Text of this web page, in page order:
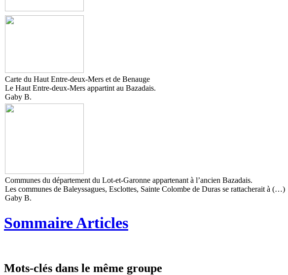
Carte du Haut Entre-deux-Mers et de Benauge
Le Haut Entre-deux-Mers appartint au Bazadais.
Gaby B.
Communes du département du Lot-et-Garonne appartenant à l’ancien Bazadais.
Les communes de Baleyssagues, Esclottes, Sainte Colombe de Duras se rattacherait à (…)
Gaby B.
Sommaire Articles
Mots-clés dans le même groupe